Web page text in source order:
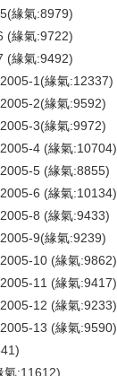
緣氣:8979)
(緣氣:9722)
(緣氣:9492)
1(緣氣:12337)
2(緣氣:9592)
3(緣氣:9972)
4 (緣氣:10704)
5 (緣氣:8855)
6 (緣氣:10134)
8 (緣氣:9433)
9(緣氣:9239)
10 (緣氣:9862)
11 (緣氣:9417)
12 (緣氣:9233)
13 (緣氣:9590)
氣:11612)